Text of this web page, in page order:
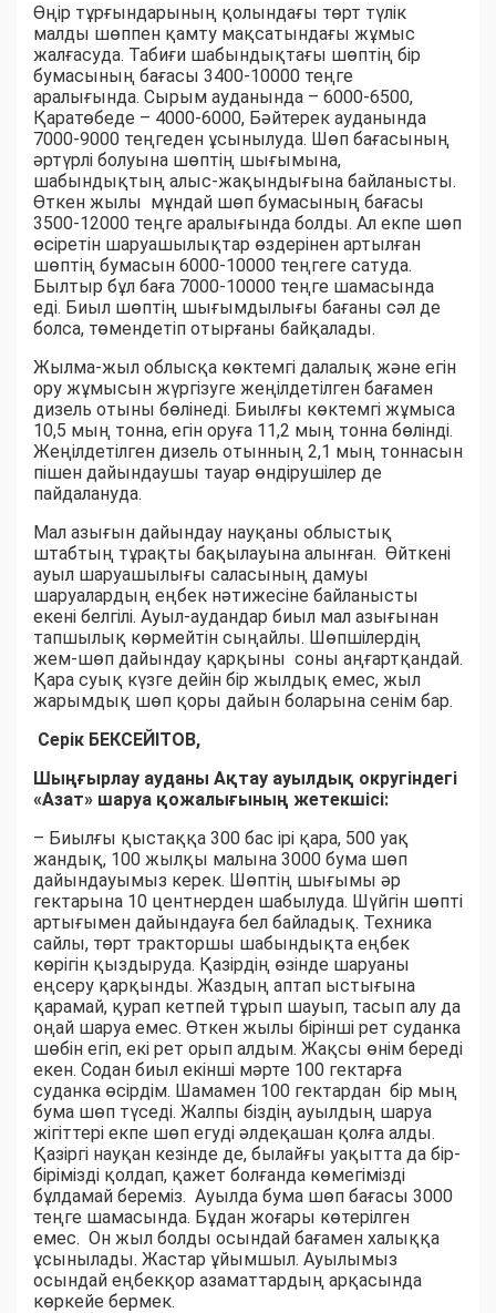
Өңір тұрғындарының қолындағы төрт түлік
малды шөппен қамту мақсатындағы жұмыс
жалғасуда. Табиғи шабындықтағы шөптің бір
бумасының бағасы 3400-10000 теңге
аралығында. Сырым ауданында – 6000-6500,
Қаратөбеде – 4000-6000, Бәйтерек ауданында
7000-9000 теңгеден ұсынылуда. Шөп бағасының
әртүрлі болуына шөптің шығымына,
шабындықтың алыс-жақындығына байланысты.
Өткен жылы мұндай шөп бумасының бағасы
3500-12000 теңге аралығында болды. Ал екпе шөп
өсіретін шаруашылықтар өздерінен артылған
шөптің бумасын 6000-10000 теңгеге сатуда.
Былтыр бұл баға 7000-10000 теңге шамасында
еді. Биыл шөптің шығымдылығы бағаны сәл де
болса, төмендетіп отырғаны байқалады.
Жылма-жыл облысқа көктемгі далалық және егін
ору жұмысын жүргізуге жеңілдетілген бағамен
дизель отыны бөлінеді. Биылғы көктемгі жұмыса
10,5 мың тонна, егін оруға 11,2 мың тонна бөлінді.
Жеңілдетілген дизель отынның 2,1 мың тоннасын
пішен дайындаушы тауар өндірушілер де
пайдалануда.
Мал азығын дайындау науқаны облыстық
штабтың тұрақты бақылауына алынған. Өйткені
ауыл шаруашылығы саласының дамуы
шаруалардың еңбек нәтижесіне байланысты
екені белгілі. Ауыл-аудандар биыл мал азығынан
тапшылық көрмейтін сыңайлы. Шөпшілердің
жем-шөп дайындау қарқыны соны аңғартқандай.
Қара суық күзге дейін бір жылдық емес, жыл
жарымдық шөп қоры дайын боларына сенім бар.
Серік БЕКСЕЙІТОВ,
Шыңғырлау ауданы Ақтау ауылдық округіндегі
«Азат» шаруа қожалығының жетекшісі:
– Биылғы қыстаққа 300 бас ірі қара, 500 уақ
жандық, 100 жылқы малына 3000 бума шөп
дайындауымыз керек. Шөптің шығымы әр
гектарына 10 центнерден шабылуда. Шүйгін шөпті
артығымен дайындауға бел байладық. Техника
сайлы, төрт тракторшы шабындықта еңбек
көрігін қыздыруда. Қазірдің өзінде шаруаны
еңсеру қарқынды. Жаздың аптап ыстығына
қарамай, қурап кетпей тұрып шауып, тасып алу да
оңай шаруа емес. Өткен жылы бірінші рет суданка
шөбін егіп, екі рет орып алдым. Жақсы өнім береді
екен. Содан биыл екінші мәрте 100 гектарға
суданка өсірдім. Шамамен 100 гектардан бір мың
бума шөп түседі. Жалпы біздің ауылдың шаруа
жігіттері екпе шөп егуді әлдеқашан қолға алды.
Қазіргі науқан кезінде де, былайғы уақытта да бір-
бірімізді қолдап, қажет болғанда көмегімізді
бұлдамай береміз. Ауылда бума шөп бағасы 3000
теңге шамасында. Бұдан жоғары көтерілген
емес. Он жыл болды осындай бағамен халыққа
ұсынылады. Жастар ұйымшыл. Ауылымыз
осындай еңбекқор азаматтардың арқасында
көркейе бермек.